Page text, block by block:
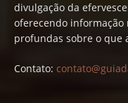
divulgação da
oferecendo informação
profundas sobre o que
Contato: